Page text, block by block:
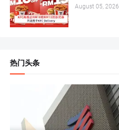
August 05, 2026
热门头条